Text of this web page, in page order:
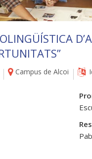
Campus de Alcoi